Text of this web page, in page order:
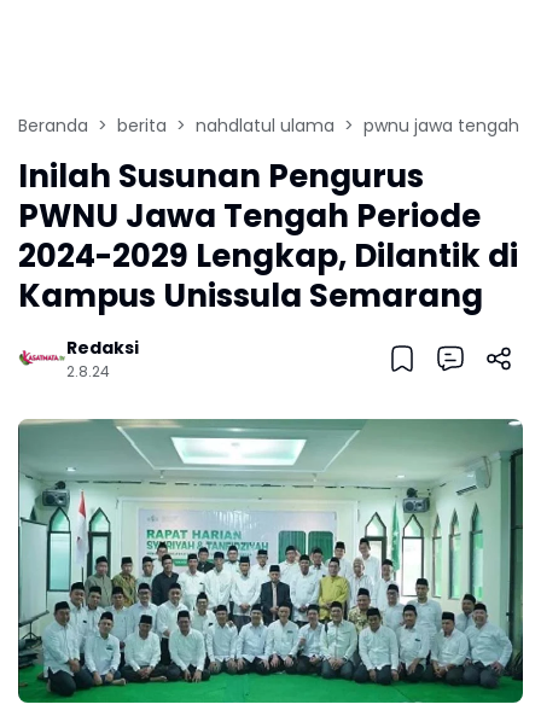
Beranda berita nahdlatul ulama pwnu jawa tengah
Inilah Susunan Pengurus
PWNU Jawa Tengah Periode
2024-2029 Lengkap, Dilantik di
Kampus Unissula Semarang
Redaksi
2.8.24